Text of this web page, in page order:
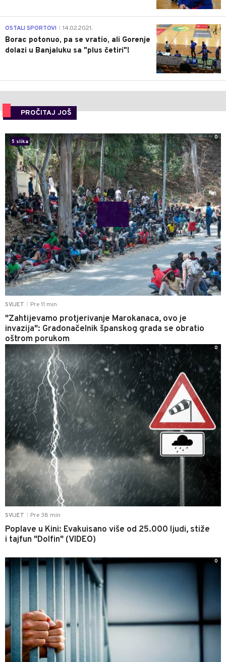
3
OSTALI SPORTOVI 14.02.2021.
Borac potonuo, pa se vratio, ali Gorenje
dolazi u Banjaluku sa "plus četiri"!
PROČITAJ JOŠ
SVIJET Pre 11 min
"Zahtijevamo protjerivanje Marokanaca, ovo je
invazija": Gradonačelnik španskog grada se obratio
oštrom porukom
5 slika
0
SVIJET Pre 38 min
Poplave u Kini: Evakuisano više od 25.000 ljudi, stiže
i tajfun "Dolfin" (VIDEO)
0
0